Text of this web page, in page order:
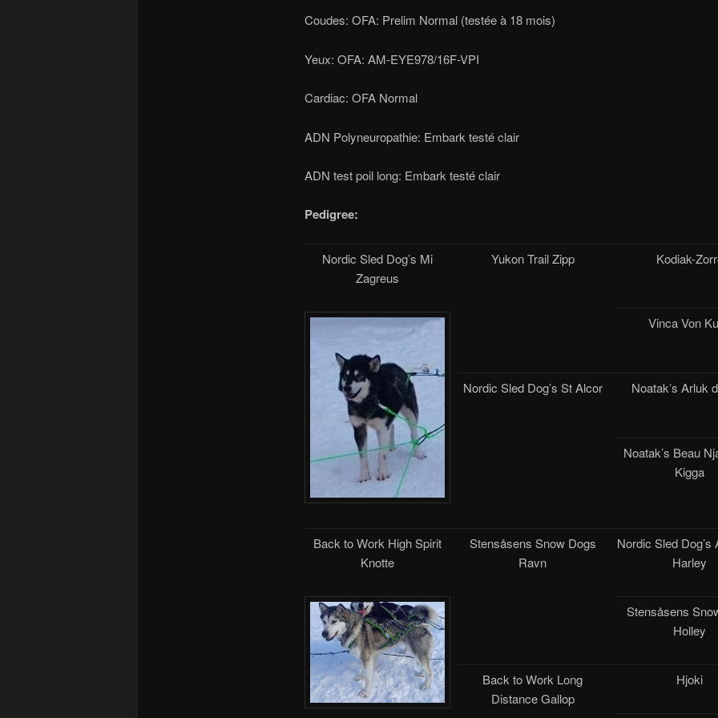
Coudes: OFA: Prelim Normal (testée à 18 mois)
Yeux: OFA: AM-EYE978/16F-VPI
Cardiac: OFA Normal
ADN Polyneuropathie: Embark testé clair
ADN test poil long: Embark testé clair
Pedigree:
Nordic Sled Dog’s Mi
Zagreus
Yukon Trail Zipp Kodiak-
Vinca Von
Nordic Sled Dog’s St Alcor Noatak’s Arluk
Noatak’s Beau
Kigga
Back to Work High Spirit
Knotte
Stensåsens Snow Dogs
Ravn
Nordic Sled Dog’s
Harley
Stensåsens
Holley
Back to Work Long
Distance Gallop
Hjoki